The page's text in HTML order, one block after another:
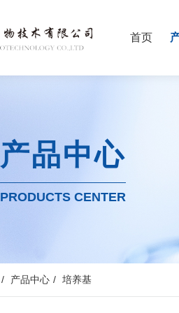
首页
产品中心
PRODUCTS CENTER
产品中心 培养基